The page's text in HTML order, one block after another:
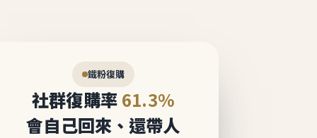
鐵粉復購
社群復購率 61.3%
會自己回來、還帶人